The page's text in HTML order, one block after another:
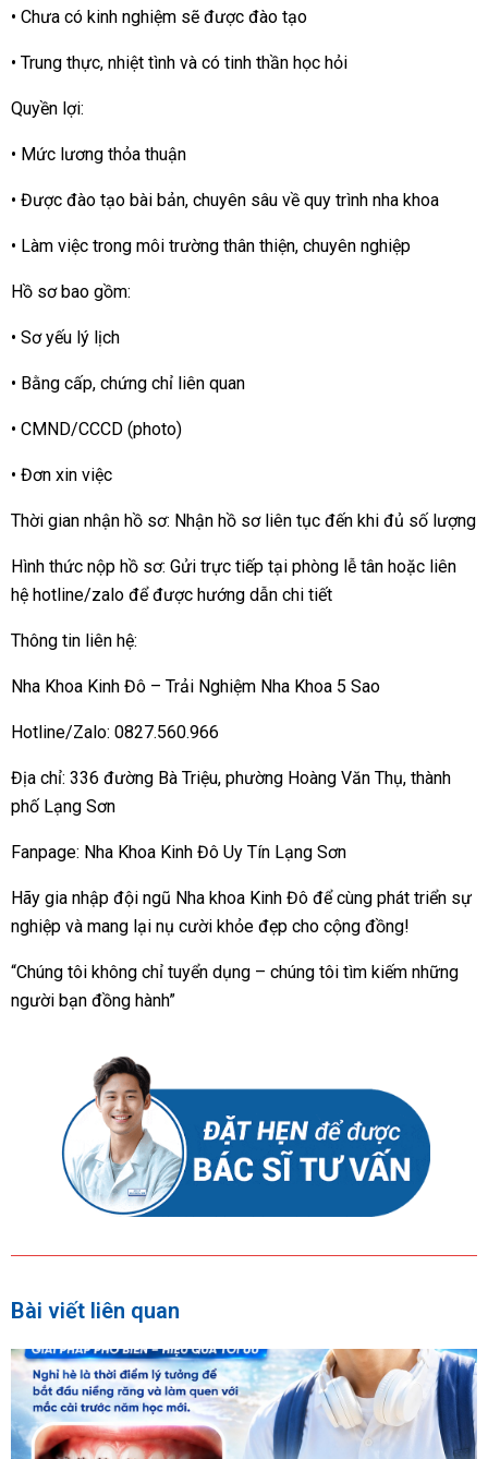
• Chưa có kinh nghiệm sẽ được đào tạo
• Trung thực, nhiệt tình và có tinh thần học hỏi
Quyền lợi:
• Mức lương thỏa thuận
• Được đào tạo bài bản, chuyên sâu về quy trình nha khoa
• Làm việc trong môi trường thân thiện, chuyên nghiệp
Hồ sơ bao gồm:
• Sơ yếu lý lịch
• Bằng cấp, chứng chỉ liên quan
• CMND/CCCD (photo)
• Đơn xin việc
Thời gian nhận hồ sơ: Nhận hồ sơ liên tục đến khi đủ số lượng
Hình thức nộp hồ sơ: Gửi trực tiếp tại phòng lễ tân hoặc liên
hệ hotline/zalo để được hướng dẫn chi tiết
Thông tin liên hệ:
Nha Khoa Kinh Đô – Trải Nghiệm Nha Khoa 5 Sao
Hotline/Zalo: 0827.560.966
Địa chỉ: 336 đường Bà Triệu, phường Hoàng Văn Thụ, thành
phố Lạng Sơn
Fanpage: Nha Khoa Kinh Đô Uy Tín Lạng Sơn
Hãy gia nhập đội ngũ Nha khoa Kinh Đô để cùng phát triển sự
nghiệp và mang lại nụ cười khỏe đẹp cho cộng đồng!
“Chúng tôi không chỉ tuyển dụng – chúng tôi tìm kiếm những
người bạn đồng hành”
Bài viết liên quan